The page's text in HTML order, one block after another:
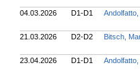
04.03.2026 D1-D1
21.03.2026 D2-D2 Bitsch,
23.04.2026 D1-D1